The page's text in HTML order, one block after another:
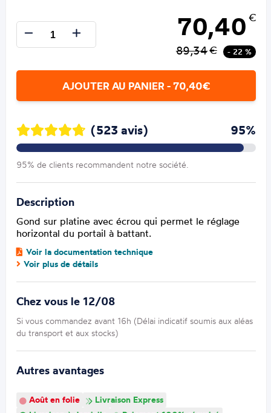
70,40 €
89,34€ - 22 %
AJOUTER AU PANIER - 70,40€
(523 avis) 95%
95% de clients recommandent notre société.
Description
Gond sur platine avec écrou qui permet le réglage
horizontal du portail à battant.
Voir la documentation technique
Voir plus de détails
Chez vous le 12/08
Si vous commandez avant 16h (Délai indicatif soumis aux aléas
du transport et aux stocks)
Autres avantages
Août en folie
Livraison Express